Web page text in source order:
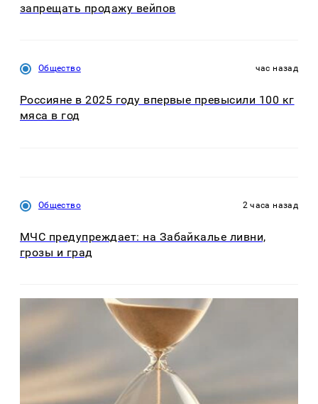
запрещать продажу вейпов
Общество час назад
Россияне в 2025 году впервые превысили 100 кг
мяса в год
Общество 2 часа назад
МЧС предупреждает: на Забайкалье ливни,
грозы и град